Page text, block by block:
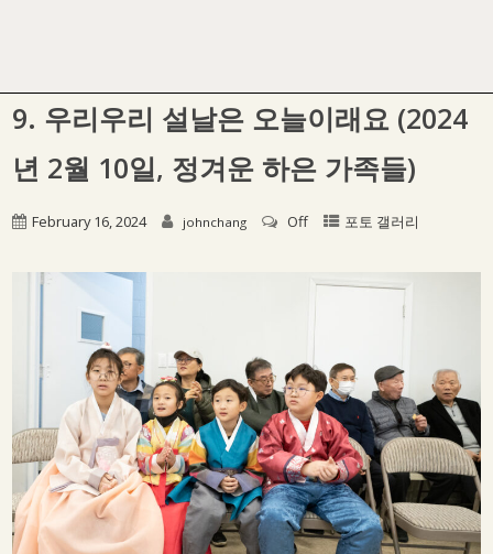
9. 우리우리 설날은 오늘이래요 (2024
년 2월 10일, 정겨운 하은 가족들)
February 16, 2024 johnchang Off 포토 갤러리